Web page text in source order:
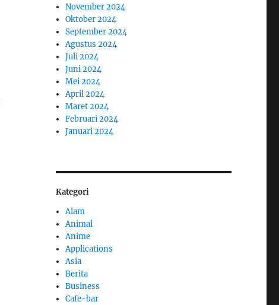
November 2024
Oktober 2024
September 2024
Agustus 2024
Juli 2024
Juni 2024
Mei 2024
April 2024
Maret 2024
Februari 2024
Januari 2024
Kategori
Alam
Animal
Anime
Applications
Asia
Berita
Business
Cafe-bar